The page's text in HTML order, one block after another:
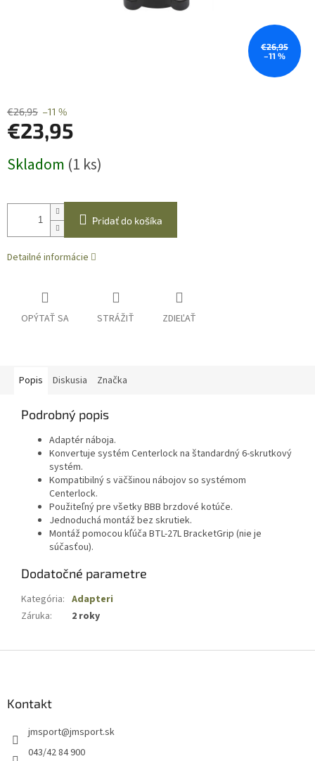
€26,95
–11 %
€26,95 –11 %
€23,95
cena:
Skladom (1 ks)
Pridať do košíka
Detailné informácie
OPÝTAŤ SA STRÁŽIŤ ZDIEĽAŤ
Popis Diskusia Značka
Podrobný popis
Adaptér náboja.
Konvertuje systém Centerlock na štandardný 6-skrutkový
systém.
Kompatibilný s väčšinou nábojov so systémom
Centerlock.
Použiteľný pre všetky BBB brzdové kotúče.
Jednoduchá montáž bez skrutiek.
Montáž pomocou kľúča BTL-27L BracketGrip (nie je
súčasťou).
Dodatočné parametre
Kategória: Adapteri
Záruka: 2 roky
Kontakt
jmsport@jmsport.sk
043/42 84 900